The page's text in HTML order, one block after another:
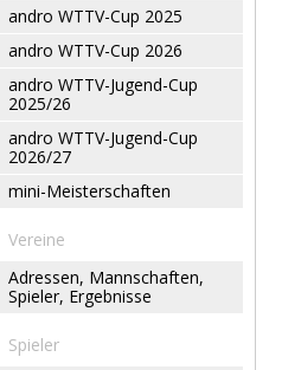
andro WTTV-Cup 2025
andro WTTV-Cup 2026
andro WTTV-Jugend-Cup
2025/26
andro WTTV-Jugend-Cup
2026/27
mini-Meisterschaften
Vereine
Adressen, Mannschaften,
Spieler, Ergebnisse
Spieler